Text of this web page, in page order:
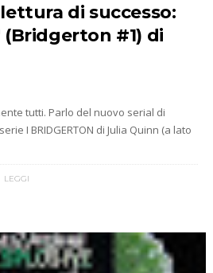
di successo:
(Bridgerton #1) di
tutti. Parlo del nuovo serial di
I BRIDGERTON di Julia Quinn (a lato
LEGGI